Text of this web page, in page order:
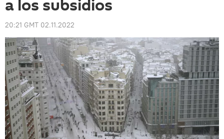
a los subsidios
20:21 GMT 02.11.2022